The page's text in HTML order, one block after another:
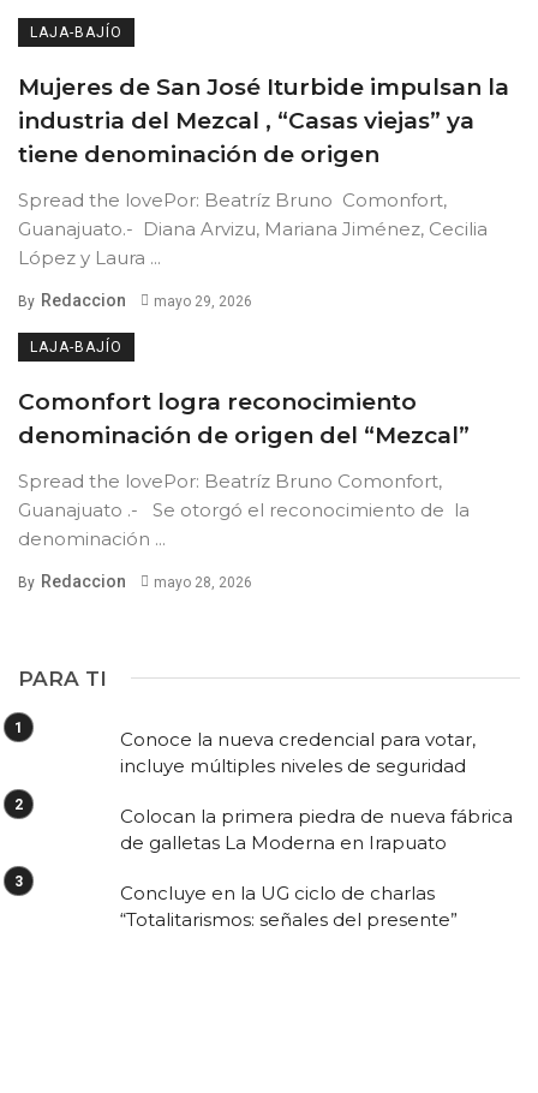
LAJA-BAJÍO
Mujeres de San José Iturbide impulsan la
industria del Mezcal , “Casas viejas” ya
tiene denominación de origen
Spread the lovePor: Beatríz Bruno Comonfort,
Guanajuato.- Diana Arvizu, Mariana Jiménez, Cecilia
López y Laura ...
By Redaccion mayo 29, 2026
LAJA-BAJÍO
Comonfort logra reconocimiento
denominación de origen del “Mezcal”
Spread the lovePor: Beatríz Bruno Comonfort,
Guanajuato .- Se otorgó el reconocimiento de la
denominación ...
By Redaccion mayo 28, 2026
PARA TI
Conoce la nueva credencial para votar,
incluye múltiples niveles de seguridad
Colocan la primera piedra de nueva fábrica
de galletas La Moderna en Irapuato
Concluye en la UG ciclo de charlas
“Totalitarismos: señales del presente”